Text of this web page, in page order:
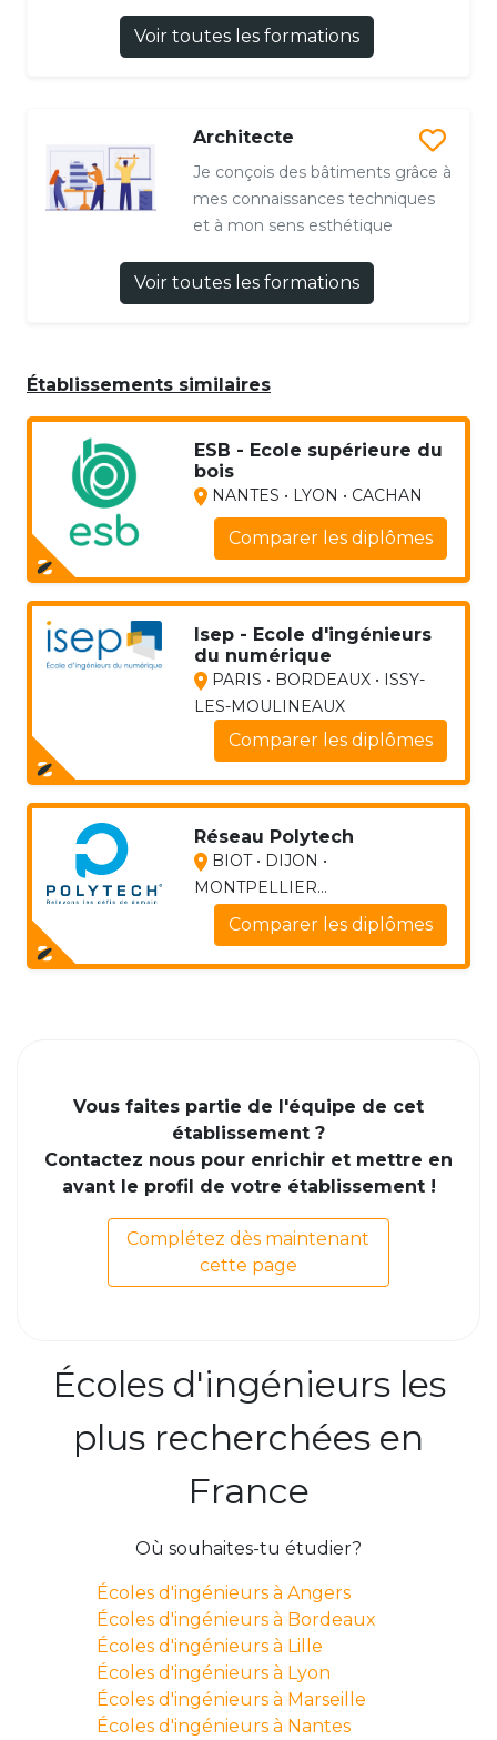
Voir toutes les formations
Architecte
Je conçois des bâtiments grâce à
mes connaissances techniques
et à mon sens esthétique
Voir toutes les formations
Établissements similaires
ESB - Ecole supérieure du
bois
NANTES • LYON • CACHAN
Comparer les diplômes
Isep - Ecole d'ingénieurs
du numérique
PARIS • BORDEAUX • ISSY-
LES-MOULINEAUX
Comparer les diplômes
Réseau Polytech
BIOT • DIJON •
MONTPELLIER...
Comparer les diplômes
Vous faites partie de l'équipe de cet
établissement ?
Contactez nous pour enrichir et mettre en
avant le profil de votre établissement !
Complétez dès maintenant
cette page
Écoles d'ingénieurs les
plus recherchées en
France
Où souhaites-tu étudier?
Écoles d'ingénieurs à Angers
Écoles d'ingénieurs à Bordeaux
Écoles d'ingénieurs à Lille
Écoles d'ingénieurs à Lyon
Écoles d'ingénieurs à Marseille
Écoles d'ingénieurs à Nantes